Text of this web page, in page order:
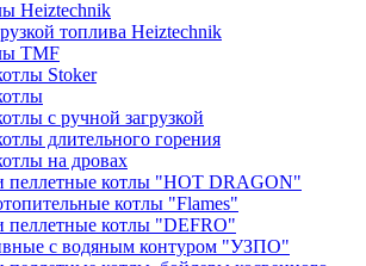
Heiztechnik
топлива Heiztechnik
TMF
Stoker
с ручной загрузкой
длительного горения
на дровах
пеллетные котлы "HOT DRAGON"
котлы "Flames"
пеллетные котлы "DEFRO"
с водяным контуром "УЗПО"